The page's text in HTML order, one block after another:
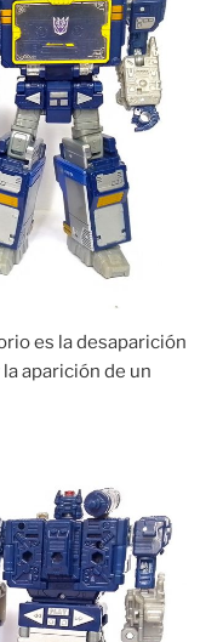
es la desaparición
aparición de un